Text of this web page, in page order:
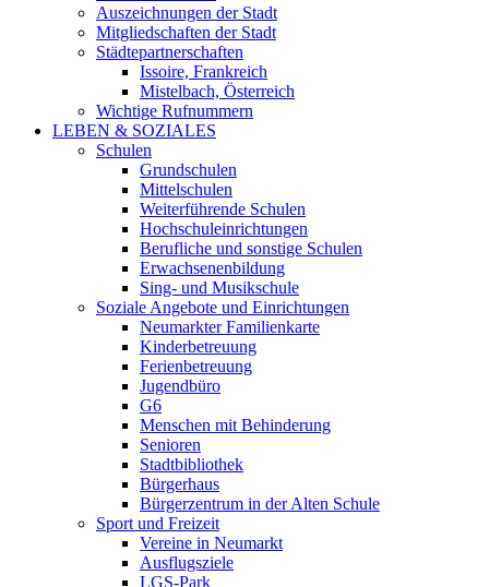
Auszeichnungen der Stadt
Mitgliedschaften der Stadt
Städtepartnerschaften
Issoire, Frankreich
Mistelbach, Österreich
Wichtige Rufnummern
LEBEN & SOZIALES
Schulen
Grundschulen
Mittelschulen
Weiterführende Schulen
Hochschuleinrichtungen
Berufliche und sonstige Schulen
Erwachsenenbildung
Sing- und Musikschule
Soziale Angebote und Einrichtungen
Neumarkter Familienkarte
Kinderbetreuung
Ferienbetreuung
Jugendbüro
G6
Menschen mit Behinderung
Senioren
Stadtbibliothek
Bürgerhaus
Bürgerzentrum in der Alten Schule
Sport und Freizeit
Vereine in Neumarkt
Ausflugsziele
LGS-Park